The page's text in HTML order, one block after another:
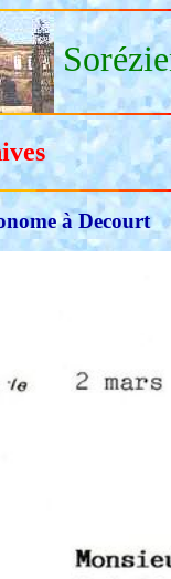
à Decourt